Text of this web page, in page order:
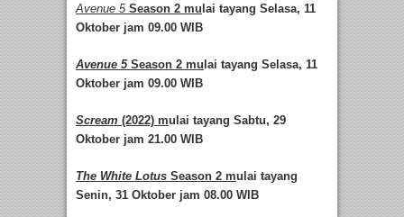
Avenue 5 Season 2 mu lai tayang Selasa, 11
Oktober jam 09.00 WIB
Avenue 5 Season 2 mu lai tayang Selasa, 11
Oktober jam 09.00 WIB
Scream (2022) mulai tayang Sabtu, 29
Oktober jam 21.00 WIB
The White Lotus Season 2 mulai tayang
Senin, 31 Oktober jam 08.00 WIB